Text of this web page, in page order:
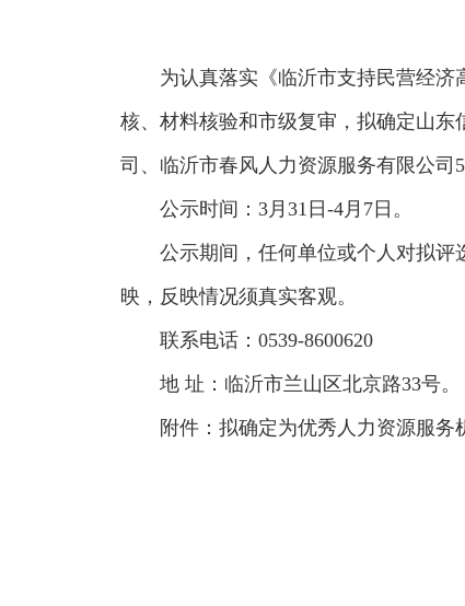
为认真落实《临沂市支持民营经
核、材料核验和市级复审，拟确定山
司、临沂市春风人力资源服务有限公司
公示时间：3月31日-4月7日。
公示期间，任何单位或个人对拟评
映，反映情况须真实客观。
联系电话：0539-8600620
地 址：临沂市兰山区北京路33号。
附件：拟确定为优秀人力资源服务